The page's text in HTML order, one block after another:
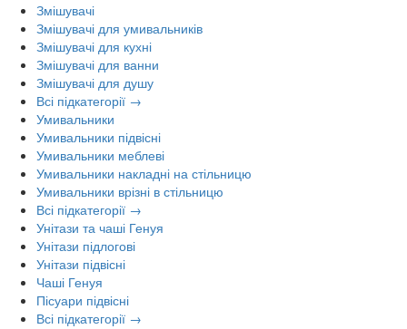
Змішувачі
Змішувачі для умивальників
Змішувачі для кухні
Змішувачі для ванни
Змішувачі для душу
Всі підкатегорії →
Умивальники
Умивальники підвісні
Умивальники меблеві
Умивальники накладні на стільницю
Умивальники врізні в стільницю
Всі підкатегорії →
Унітази та чаші Генуя
Унітази підлогові
Унітази підвісні
Чаші Генуя
Пісуари підвісні
Всі підкатегорії →